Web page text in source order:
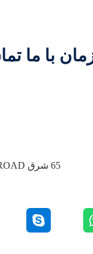
با ما
65 شرق XINHUAN ROAD، شانگهای، چین